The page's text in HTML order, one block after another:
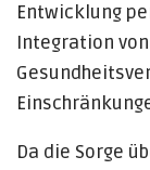
Entwicklung
Integration
Da die Sorge